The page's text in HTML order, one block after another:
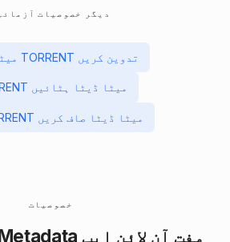
دیگر خصوصیات
میٹا ڈیٹا TORRENT تدوین کریں
TORRENT میٹا ڈیٹا ہٹائیں
ایک TORRENT میٹا ڈیٹا صاف کریں
خصوصیات
مفت آن لائن ایپ